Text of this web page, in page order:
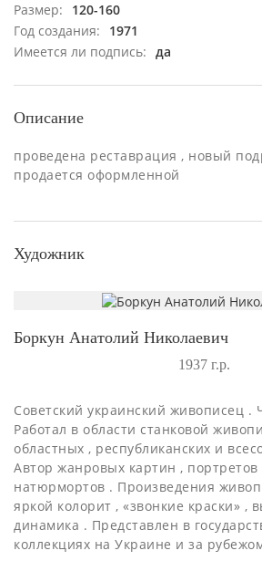
Размер:
120-160
Год создания:
1971
Имеется ли подпись: да
Описание
проведена реставрация , новый
продается оформленной
Художник
Боркун Анатолий Николаевич
1937 г.р.
Советский украинский живописец
Работал в области станковой
областных , республиканских и
Автор жанровых картин ,
натюрмортов . Произведения
яркой колорит , «звонкие краски» ,
динамика . Представлен в
коллекциях на Украине и за